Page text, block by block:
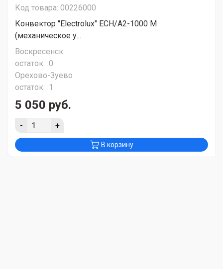
Код товара: 00226000
Конвектор "Electrolux" ECH/A2-1000 M
(механическое у...
Воскресенск
остаток: 0
Орехово-Зуево
остаток: 1
5 050 руб.
- +
В корзину